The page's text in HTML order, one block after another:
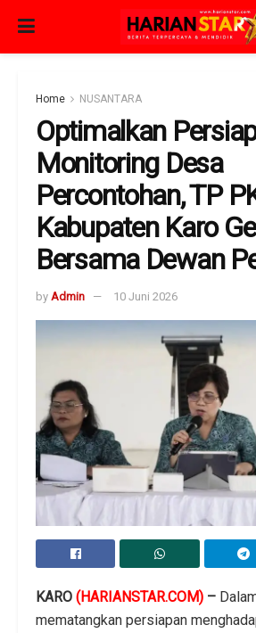
Home NUSANTARA
Optimalkan
Monitoring Desa
Percontohan, TP
Kabupaten Karo
Bersama Dewan
by Admin 10 Juni 2026
KARO (HARIANSTAR.COM) –
mematangkan persiapan